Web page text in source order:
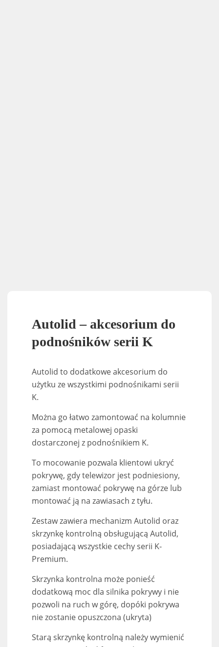
Autolid – akcesorium do
podnośników serii K
Autolid to dodatkowe akcesorium do
użytku ze wszystkimi podnośnikami serii
K.
Można go łatwo zamontować na kolumnie
za pomocą metalowej opaski
dostarczonej z podnośnikiem K.
To mocowanie pozwala klientowi ukryć
pokrywę, gdy telewizor jest podniesiony,
zamiast montować pokrywę na górze lub
montować ją na zawiasach z tyłu.
Zestaw zawiera mechanizm Autolid oraz
skrzynkę kontrolną obsługującą Autolid,
posiadającą wszystkie cechy serii K-
Premium.
Skrzynka kontrolna może ponieść
dodatkową moc dla silnika pokrywy i nie
pozwoli na ruch w górę, dopóki pokrywa
nie zostanie opuszczona (ukryta)
Starą skrzynkę kontrolną należy wymienić